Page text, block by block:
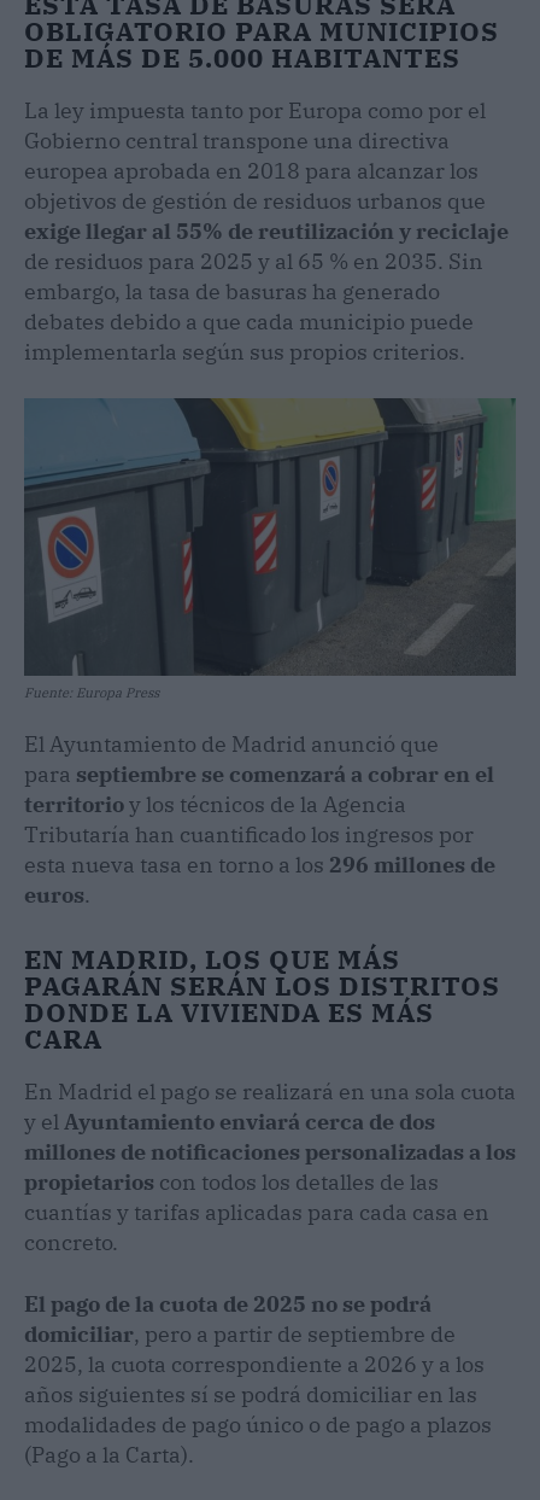
OBLIGATORIO PARA MUNICIPIOS
DE MÁS DE 5.000 HABITANTES
La ley impuesta tanto por Europa como por el
Gobierno central transpone una directiva
europea aprobada en 2018 para alcanzar los
objetivos de gestión de residuos urbanos que
exige llegar al 55% de reutilización y reciclaje
de residuos para 2025 y al 65 % en 2035. Sin
embargo, la tasa de basuras ha generado
debates debido a que cada municipio puede
implementarla según sus propios criterios.
Fuente: Europa Press
El Ayuntamiento de Madrid anunció que
para septiembre se comenzará a cobrar en el
territorioy los técnicos de la Agencia
Tributaría han cuantificado los ingresos por
esta nueva tasa en torno a los 296 millones de
euros.
EN MADRID, LOS QUE MÁS
PAGARÁN SERÁN LOS DISTRITOS
DONDE LA VIVIENDA ES MÁS
CARA
En Madrid el pago se realizará en una sola cuota
y elAyuntamiento enviará cerca de dos
millones de notificaciones personalizadas a los
propietarios con todos los detalles de las
cuantías y tarifas aplicadas para cada casa en
concreto.
El pago de la cuota de 2025 no se podrá
domiciliar, pero a partir de septiembre de
2025, la cuota correspondiente a 2026 y a los
años siguientes sí se podrá domiciliar en las
modalidades de pago único o de pago a plazos
(Pago a la Carta).